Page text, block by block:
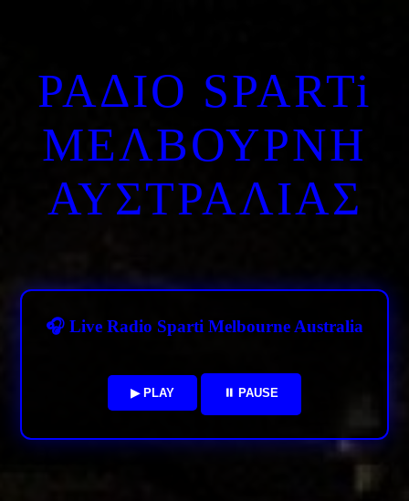
ΡΑΔΙΟ SPARTi
ΜΕΛΒΟΥΡΝΗ
ΑΥΣΤΡΑΛΙΑΣ
🎧 Live Radio Sparti Melbourne Australia
▶ PLAY ⏸ PAUSE